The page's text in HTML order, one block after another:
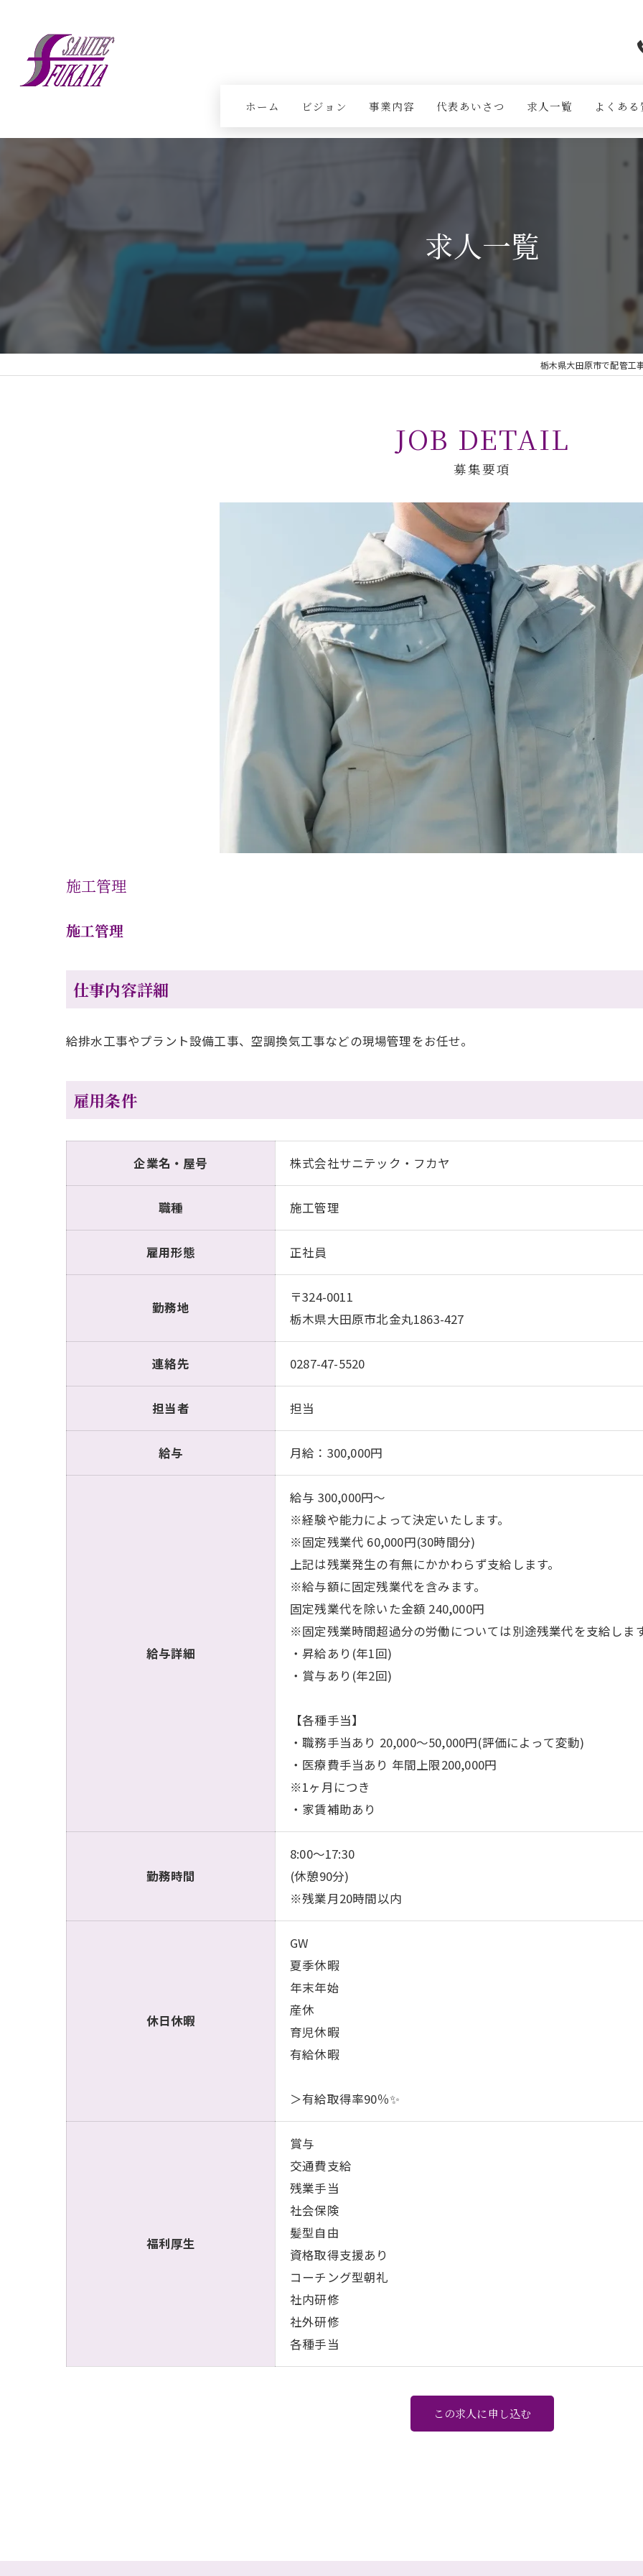
ホーム ビジョン 事業内容 代表あいさつ 求人一覧 よくあ
求人一覧
栃木県大田原市で配管工
募集要項
JOB DETAIL
施工管理
施工管理
仕事内容詳細
給排水工事やプラント設備工事、空調換気工事などの現場管理をお任せ。
雇用条件
企業名・屋号 株式会社サニテック・フカヤ
職種 施工管理
雇用形態 正社員
勤務地
〒324-0011
栃木県大田原市北金丸1863-427
連絡先 0287-47-5520
担当者 担当
給与 月給：300,000円
給与詳細
給与 300,000円〜
※経験や能力によって決定いたします。
※固定残業代 60,000円(30時間分)
上記は残業発生の有無にかかわらず支給します。
※給与額に固定残業代を含みます。
固定残業代を除いた金額 240,000円
※固定残業時間超過分の労働については別途残業代を支給しま
・昇給あり(年1回)
・賞与あり(年2回)
【各種手当】
・職務手当あり 20,000～50,000円(評価によって変動)
・医療費手当あり 年間上限200,000円
※1ヶ月につき
・家賃補助あり
勤務時間
8:00～17:30
(休憩90分)
※残業月20時間以内
休日休暇
GW
夏季休暇
年末年始
産休
育児休暇
有給休暇
＞有給取得率90％✨
福利厚生
賞与
交通費支給
残業手当
社会保険
髪型自由
資格取得支援あり
コーチング型朝礼
社内研修
社外研修
各種手当
この求人に申し込む
ご応募はこちら